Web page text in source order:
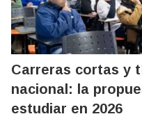
Carreras cortas y
nacional: la
estudiar en 2026